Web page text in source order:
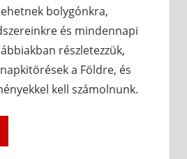
bolygónkra,
és mindennapi
részletezzük,
a Földre, és
kell számolnunk.